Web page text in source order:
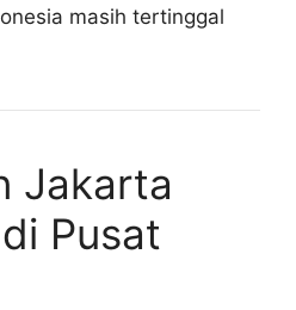
masih tertinggal
Jakarta
Pusat